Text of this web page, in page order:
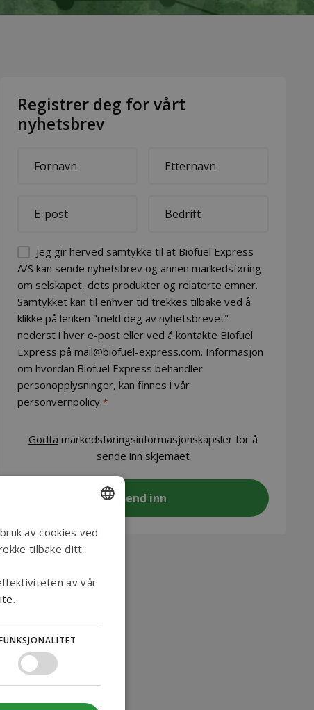
Registrer deg for vårt
nyhetsbrev
name
name
mail
Permission
(visible)
*
Jeg gir herved samtykke til at Biofuel Express
A/S kan sende nyhetsbrev og annen markedsføring
om selskapet, dets produkter og relaterte emner.
Samtykket kan til enhver tid trekkes tilbake ved å
klikke på lenken "meld deg av nyhetsbrevet"
nederst i hver e-post eller ved å kontakte Biofuel
Express på mail@biofuel-express.com. Informasjon
om hvordan Biofuel Express behandler
personopplysninger, kan finnes i vår
personvernpolicy.*
Godta markedsføringsinformasjonskapsler for å
sende inn skjemaet
ENGLISH
DANISH
GERMAN
SWEDISH
av cookies ved
tilbake ditt
av vår
.